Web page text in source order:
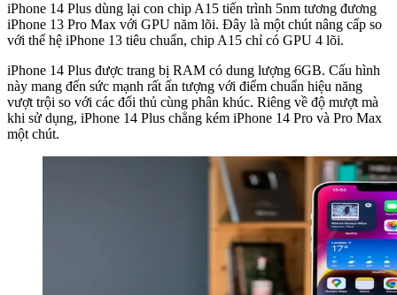
iPhone 14 Plus dùng lại con chip A15 tiến trình 5nm tương đương
iPhone 13 Pro Max với GPU năm lõi. Đây là một chút nâng cấp so
với thế hệ iPhone 13 tiêu chuẩn, chip A15 chỉ có GPU 4 lõi.
iPhone 14 Plus được trang bị RAM có dung lượng 6GB. Cấu hình
này mang đến sức mạnh rất ấn tượng với điểm chuẩn hiệu năng
vượt trội so với các đối thủ cùng phân khúc. Riêng về độ mượt mà
khi sử dụng, iPhone 14 Plus chẳng kém iPhone 14 Pro và Pro Max
một chút.